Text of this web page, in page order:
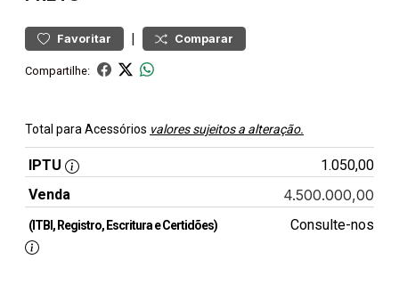
Favoritar | Comparar
Compartilhe:
Total para Acessórios valores sujeitos a alteração.
IPTU
1.050,00
Venda
4.500.000,00
(ITBI, Registro, Escritura e Certidões) Consulte-nos